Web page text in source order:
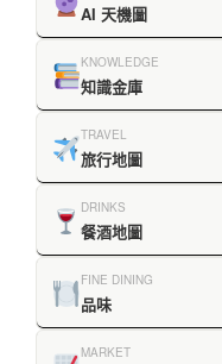
AI 天機圖
KNOWLEDGE
知識金庫
TRAVEL
旅行地圖
DRINKS
餐酒地圖
FINE DINING
品味
MARKET